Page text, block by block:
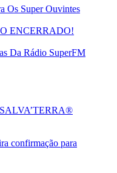
Os Super Ouvintes
ENCERRADO!
Da Rádio SuperFM
confirmação para